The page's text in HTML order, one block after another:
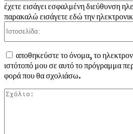
έχετε εισάγει εσφαλμένη διεύθυνση
παρακαλώ εισάγετε εδώ την
αποθηκεύστε το όνομα, το
ιστότοπό μου σε αυτό το πρόγραμμα
φορά που θα σχολιάσω.